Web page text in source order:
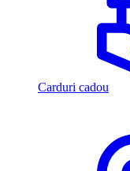
Carduri cadou